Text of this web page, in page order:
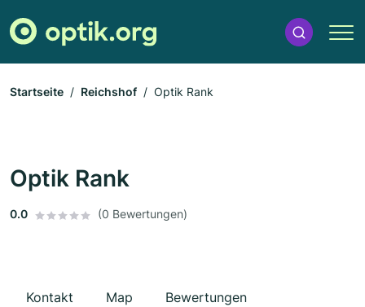
Startseite Reichshof Optik Rank
Optik Rank
0.0 (0 Bewertungen)
Kontakt Map Bewertungen